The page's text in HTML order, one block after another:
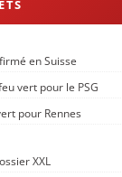
en Suisse
vert pour le PSG
pour Rennes
XXL